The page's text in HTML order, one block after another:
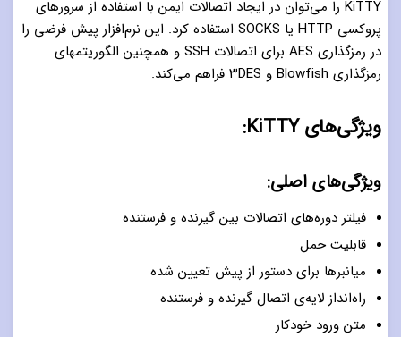
KiTTY را می‌توان در ایجاد اتصالات ایمن با استفاده از سرورهای
پروکسی HTTP یا SOCKS استفاده کرد. این نرم‌افزار پیش فرضی را
در رمزگذاری AES برای اتصالات SSH و همچنین الگوریتمهای
رمزگذاری Blowfish و ۳DES فراهم می‌کند.
ویژگی‌های KiTTY:
ویژگی‌های اصلی:
فیلتر دوره‌های اتصالات بین گیرنده و فرستنده
قابلیت حمل
میانبرها برای دستور از پیش تعیین شده
راه‌انداز لایه‌ی اتصال گیرنده و فرستنده
متن ورود خودکار